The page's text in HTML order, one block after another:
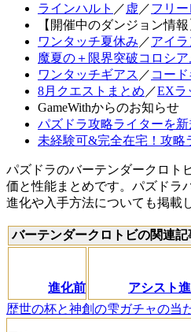
ラインハルト ／ 虚 ／フリー
【開催中のダンジョン情報
ワンタッチ夏休み ／アイ
魔夏の＋限界突破コロシア
ワンタッチギアス ／ コー
8月クエストまとめ ／EXラ
GameWithからのお知らせ
パズドラ攻略ライターを新
未経験可&完全在宅！攻略
パズドラのバーテンダークロト
価と性能まとめです。パズドラ
進化や入手方法についても掲載
バーテンダークロトビの関連記
進化前
アシスト
歴世の杯と神創の雫ガチャの当